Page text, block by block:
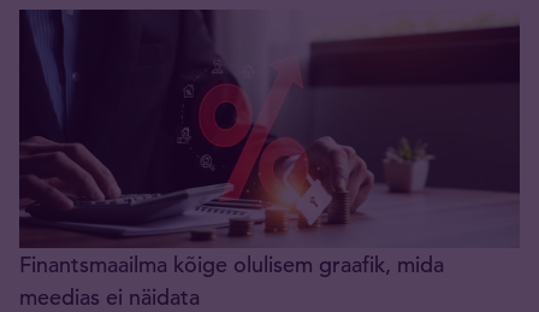
Finantsmaailma kõige olulisem graafik, mida
meedias ei näidata